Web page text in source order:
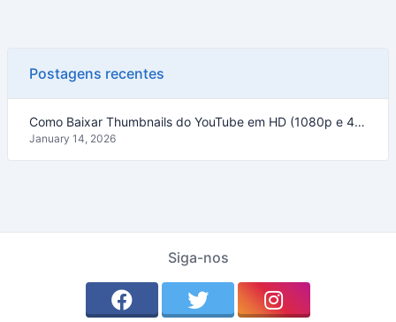
Postagens recentes
Como Baixar Thumbnails do YouTube em HD (1080p e 4K) – Guia 2026
January 14, 2026
Siga-nos